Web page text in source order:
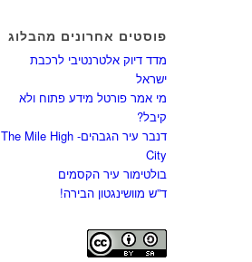
פוסטים אחרונים מהבלוג
מדד דיוק אלטרנטיבי לרכבת
ישראל
מי אמר פורטל מידע פתוח ולא
קיבל?
דנבר עיר הגבהים- The Mile High
City
בולטימור עיר הקסמים
ד”ש מוושינגטון הבירה!